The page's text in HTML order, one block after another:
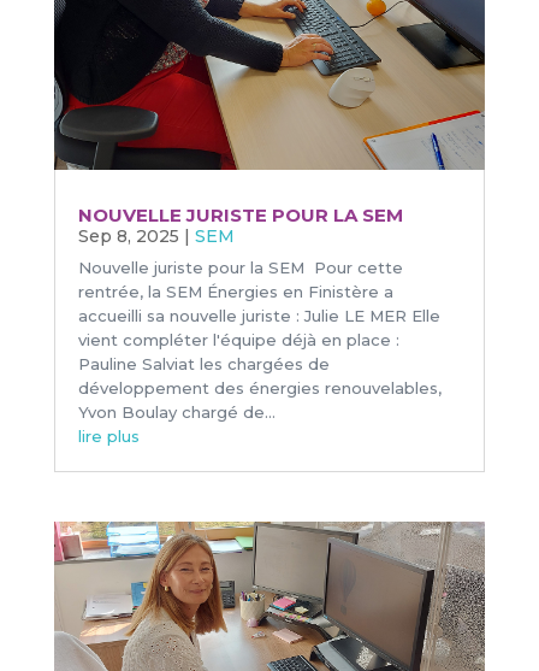
NOUVELLE JURISTE POUR LA SEM
Sep 8, 2025 | SEM
Nouvelle juriste pour la SEM Pour cette
rentrée, la SEM Énergies en Finistère a
accueilli sa nouvelle juriste : Julie LE MER Elle
vient compléter l'équipe déjà en place :
Pauline Salviat les chargées de
développement des énergies renouvelables,
Yvon Boulay chargé de...
lire plus